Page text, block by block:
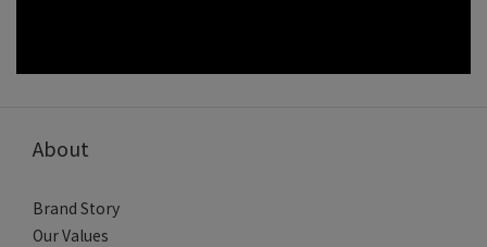
About
Brand Story
Our Values